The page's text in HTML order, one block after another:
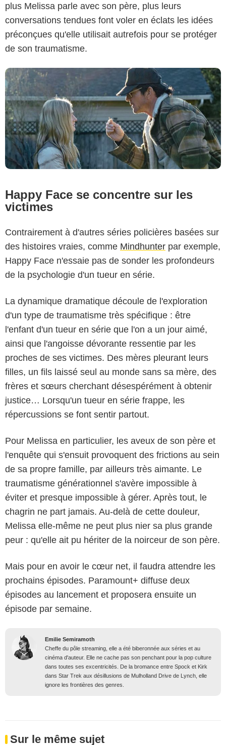
plus Melissa parle avec son père, plus leurs
conversations tendues font voler en éclats les idées
préconçues qu'elle utilisait autrefois pour se protéger
de son traumatisme.
Happy Face se concentre sur les
victimes
Contrairement à d'autres séries policières basées sur
des histoires vraies, comme Mindhunter par exemple,
Happy Face n'essaie pas de sonder les profondeurs
de la psychologie d'un tueur en série.
La dynamique dramatique découle de l'exploration
d'un type de traumatisme très spécifique : être
l'enfant d'un tueur en série que l'on a un jour aimé,
ainsi que l'angoisse dévorante ressentie par les
proches de ses victimes. Des mères pleurant leurs
filles, un fils laissé seul au monde sans sa mère, des
frères et sœurs cherchant désespérément à obtenir
justice… Lorsqu'un tueur en série frappe, les
répercussions se font sentir partout.
Pour Melissa en particulier, les aveux de son père et
l'enquête qui s'ensuit provoquent des frictions au sein
de sa propre famille, par ailleurs très aimante. Le
traumatisme générationnel s'avère impossible à
éviter et presque impossible à gérer. Après tout, le
chagrin ne part jamais. Au-delà de cette douleur,
Melissa elle-même ne peut plus nier sa plus grande
peur : qu'elle ait pu hériter de la noirceur de son père.
Mais pour en avoir le cœur net, il faudra attendre les
prochains épisodes. Paramount+ diffuse deux
épisodes au lancement et proposera ensuite un
épisode par semaine.
Emilie Semiramoth
Cheffe du pôle streaming, elle a été biberonnée aux séries et au
cinéma d'auteur. Elle ne cache pas son penchant pour la pop culture
dans toutes ses excentricités. De la bromance entre Spock et Kirk
dans Star Trek aux désillusions de Mulholland Drive de Lynch, elle
ignore les frontières des genres.
Sur le même sujet